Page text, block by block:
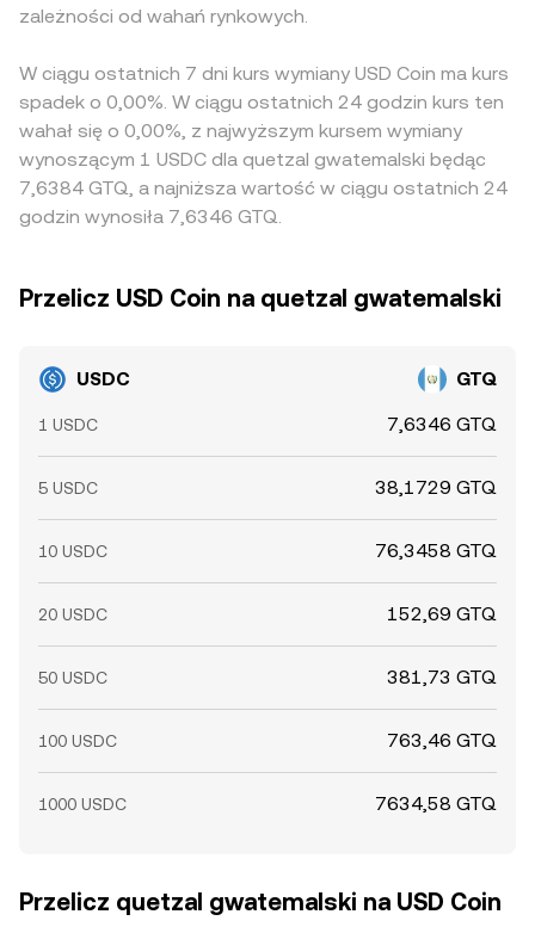
zależności od wahań rynkowych.
W ciągu ostatnich 7 dni kurs wymiany USD Coin ma kurs
spadek o 0,00%. W ciągu ostatnich 24 godzin kurs ten
wahał się o 0,00%, z najwyższym kursem wymiany
wynoszącym 1 USDC dla quetzal gwatemalski będąc
7,6384 GTQ, a najniższa wartość w ciągu ostatnich 24
godzin wynosiła 7,6346 GTQ.
Przelicz USD Coin na quetzal gwatemalski
USDC GTQ
1 USDC 7,6346 GTQ
5 USDC 38,1729 GTQ
10 USDC 76,3458 GTQ
20 USDC 152,69 GTQ
50 USDC 381,73 GTQ
100 USDC 763,46 GTQ
1000 USDC 7634,58 GTQ
Przelicz quetzal gwatemalski na USD Coin